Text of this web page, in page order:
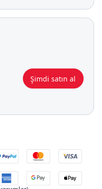
Şimdi satın al